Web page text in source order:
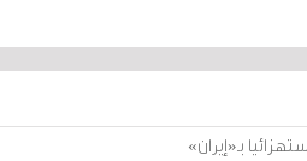
بـ«إيران»